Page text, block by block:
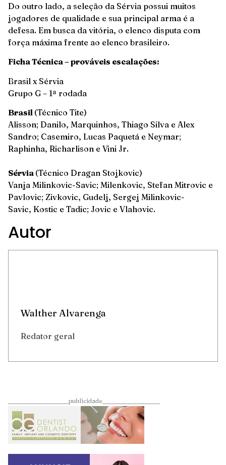
Do outro lado, a seleção da Sérvia possui muitos
jogadores de qualidade e sua principal arma é a
defesa. Em busca da vitória, o elenco disputa com
força máxima frente ao elenco brasileiro.
Ficha Técnica – prováveis escalações:
Brasil x Sérvia
Grupo G – 1ª rodada
Brasil (Técnico Tite)
Alisson; Danilo, Marquinhos, Thiago Silva e Alex
Sandro; Casemiro, Lucas Paquetá e Neymar;
Raphinha, Richarlison e Vini Jr.
Sérvia (Técnico Dragan Stojkovic)
Vanja Milinkovic-Savic; Milenkovic, Stefan Mitrovic e
Pavlovic; Zivkovic, Gudelj, Sergej Milinkovic-
Savic, Kostic e Tadic; Jovic e Vlahovic.
Autor
Walther Alvarenga
Redator geral
____________________publicidade___________________